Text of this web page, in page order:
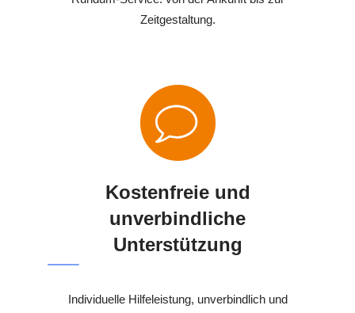
Zeitgestaltung.
Kostenfreie und
unverbindliche
Unterstützung
Individuelle Hilfeleistung, unverbindlich und